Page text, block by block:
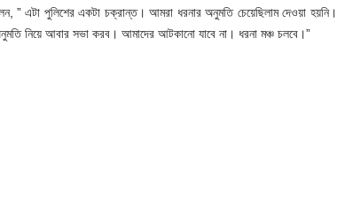
” এটা পুলিশের একটা চক্রান্ত। আমরা ধরনার অনুমতি চেয়েছিলাম দেওয়া হয়নি।
নিয়ে আবার সভা করব। আমাদের আটকানো যাবে না। ধরনা মঞ্চ চলবে।”